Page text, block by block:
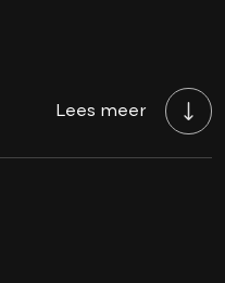
Lees meer